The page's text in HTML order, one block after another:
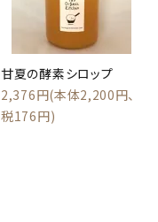
甘夏の酵素シロップ
2,376円(本体2,200円、
税176円)